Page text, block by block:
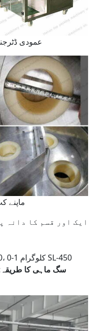
عمودی
ماپنے
ایک اور قسم کا دانہ
: 0-200 گرام SL-320، 0-1 کلوگرام SL-450
سگ ماہی کا طریقہ